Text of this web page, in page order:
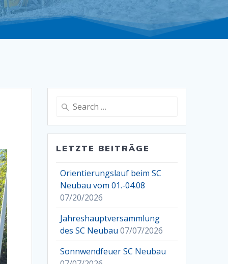
Search
LETZTE BEITRÄGE
Orientierungslauf beim SC
Neubau vom 01.-04.08
07/20/2026
Jahreshauptversammlung
des SC Neubau 07/07/2026
Sonnwendfeuer SC Neubau